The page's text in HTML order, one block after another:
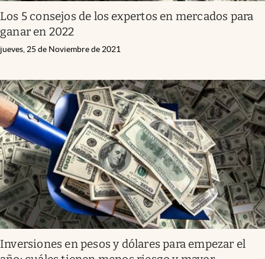
Los 5 consejos de los expertos en mercados para
ganar en 2022
jueves, 25 de Noviembre de 2021
Inversiones en pesos y dólares para empezar el